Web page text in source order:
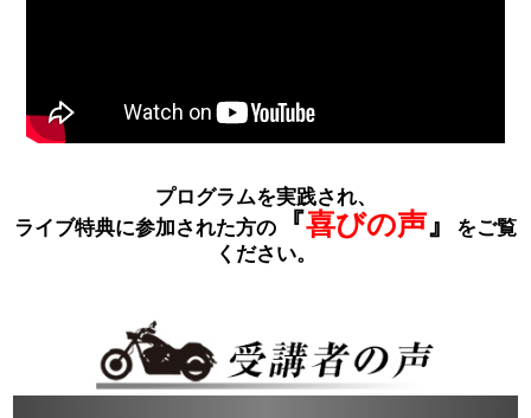
プログラムを実践され、
ライブ特典に参加された方の
『喜びの声』
をご覧
ください。